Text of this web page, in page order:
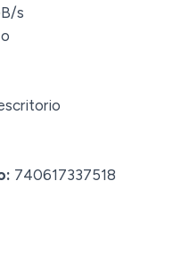
s
740617337518